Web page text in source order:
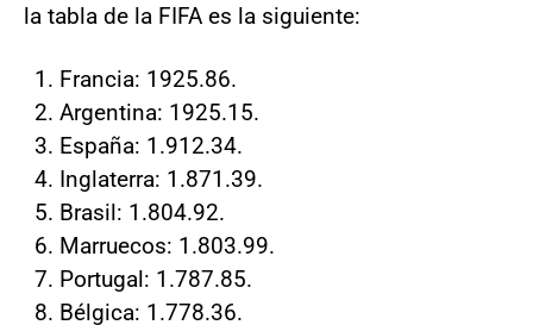
la tabla de la FIFA es la siguiente:
Francia: 1925.86.
Argentina: 1925.15.
España: 1.912.34.
Inglaterra: 1.871.39.
Brasil: 1.804.92.
Marruecos: 1.803.99.
Portugal: 1.787.85.
Bélgica: 1.778.36.